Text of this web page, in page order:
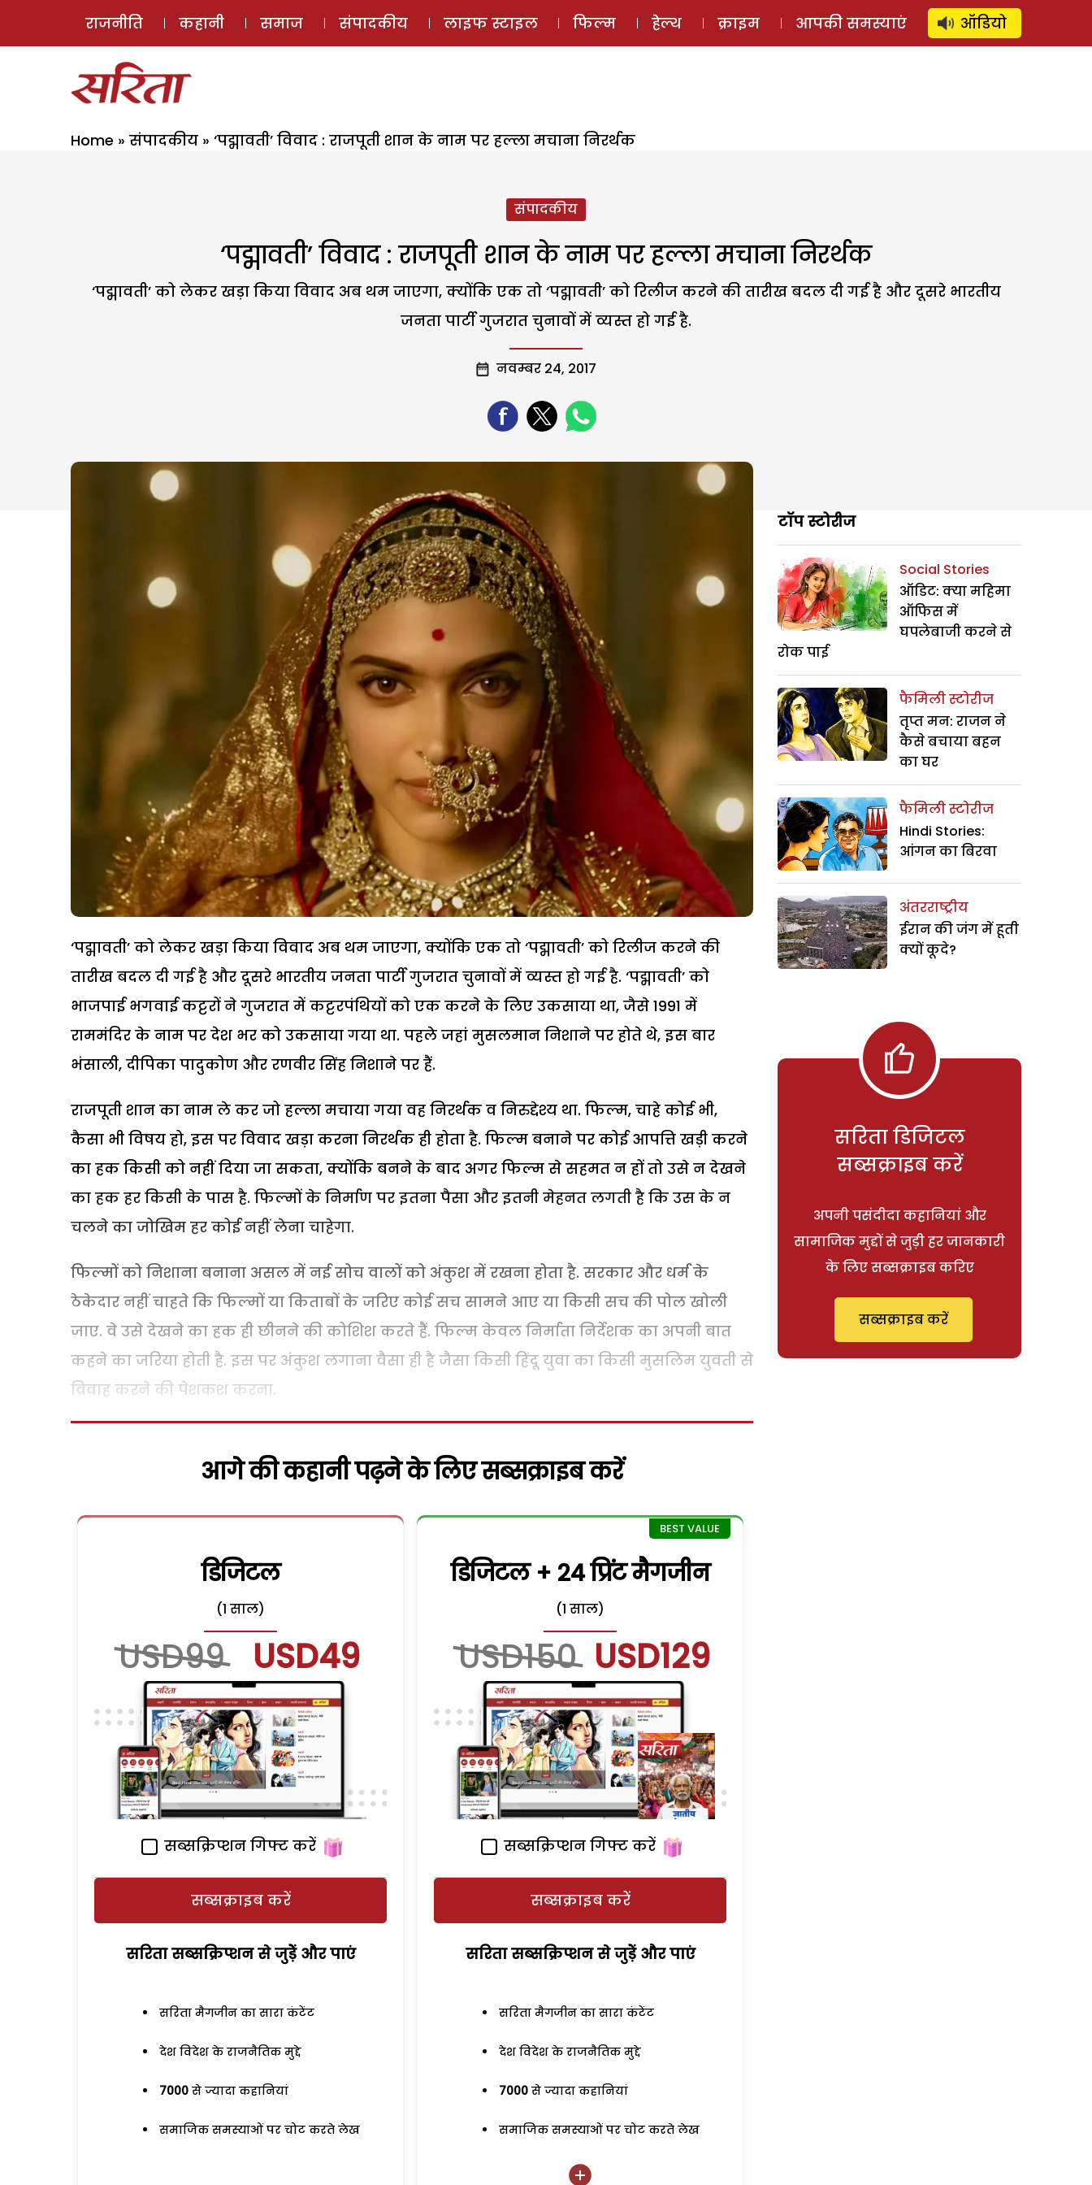
ई-मैगज़ीन ऑडियो स्टोरी लॉग इन ⚲ SUBSCRIBE
राजनीति कहानी समाज संपादकीय लाइफ स्टाइल फिल्म हेल्थ क्राइम आपकी समस्याएं ऑडियो
Home » संपादकीय » ‘पद्मावती’ विवाद : राजपूती शान के नाम पर हल्ला मचाना निरर्थक
संपादकीय
‘पद्मावती’ विवाद : राजपूती शान के नाम पर हल्ला मचाना निरर्थक
‘पद्मावती’ को लेकर खड़ा किया विवाद अब थम जाएगा, क्योंकि एक तो ‘पद्मावती’ को रिलीज करने की तारीख बदल दी गई है और दूसरे भारतीय
जनता पार्टी गुजरात चुनावों में व्यस्त हो गई है.
नवम्बर 24, 2017
‘पद्मावती’ को लेकर खड़ा किया विवाद अब थम जाएगा, क्योंकि एक तो ‘पद्मावती’ को रिलीज करने की
तारीख बदल दी गई है और दूसरे भारतीय जनता पार्टी गुजरात चुनावों में व्यस्त हो गई है. ‘पद्मावती’ को
भाजपाई भगवाई कट्टरों ने गुजरात में कट्टरपंथियों को एक करने के लिए उकसाया था, जैसे 1991 में
राममंदिर के नाम पर देश भर को उकसाया गया था. पहले जहां मुसलमान निशाने पर होते थे, इस बार
भंसाली, दीपिका पादुकोण और रणवीर सिंह निशाने पर हैं.
राजपूती शान का नाम ले कर जो हल्ला मचाया गया वह निरर्थक व निरुद्देश्य था. फिल्म, चाहे कोई भी,
कैसा भी विषय हो, इस पर विवाद खड़ा करना निरर्थक ही होता है. फिल्म बनाने पर कोई आपत्ति खड़ी करने
का हक किसी को नहीं दिया जा सकता, क्योंकि बनने के बाद अगर फिल्म से सहमत न हों तो उसे न देखने
का हक हर किसी के पास है. फिल्मों के निर्माण पर इतना पैसा और इतनी मेहनत लगती है कि उस के न
चलने का जोखिम हर कोई नहीं लेना चाहेगा.
फिल्मों को निशाना बनाना असल में नई सोच वालों को अंकुश में रखना होता है. सरकार और धर्म के
ठेकेदार नहीं चाहते कि फिल्मों या किताबों के जरिए कोई सच सामने आए या किसी सच की पोल खोली
जाए. वे उसे देखने का हक ही छीनने की कोशिश करते हैं. फिल्म केवल निर्माता निर्देशक का अपनी बात
कहने का जरिया होती है. इस पर अंकुश लगाना वैसा ही है जैसा किसी हिंदू युवा का किसी मुसलिम युवती से
विवाह करने की पेशकश करना.
आगे की कहानी पढ़ने के लिए सब्सक्राइब करें
डिजिटल
(1 साल)
USD99 USD49
सब्सक्रिप्शन गिफ्ट करें
सब्सक्राइब करें
सरिता सब्सक्रिप्शन से जुड़ेें और पाएं
सरिता मैगजीन का सारा कंटेंट
देश विदेश के राजनैतिक मुद्दे
7000 से ज्यादा कहानियां
समाजिक समस्याओं पर चोट करते लेख
डिजिटल + 24 प्रिंट मैगजीन
(1 साल)
USD150 USD129
सब्सक्रिप्शन गिफ्ट करें
सब्सक्राइब करें
सरिता सब्सक्रिप्शन से जुड़ेें और पाएं
सरिता मैगजीन का सारा कंटेंट
देश विदेश के राजनैतिक मुद्दे
7000 से ज्यादा कहानियां
समाजिक समस्याओं पर चोट करते लेख
टॉप स्टोरीज
Social Stories
ऑडिट: क्या महिमा
ऑफिस में
घपलेबाजी करने से
रोक पाई
फैमिली स्टोरीज
तृप्त मन: राजन ने
कैसे बचाया बहन
का घर
फैमिली स्टोरीज
Hindi Stories:
आंगन का बिरवा
अंतरराष्ट्रीय
ईरान की जंग में हूती
क्यों कूदे?
सरिता डिजिटल
सब्सक्राइब करें
अपनी पसंदीदा कहानियां और
सामाजिक मुद्दों से जुड़ी हर जानकारी
के लिए सब्सक्राइब करिए
सब्सक्राइब करें